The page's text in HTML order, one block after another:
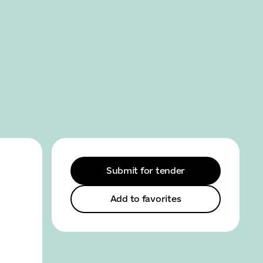
Submit for tender
Add to favorites